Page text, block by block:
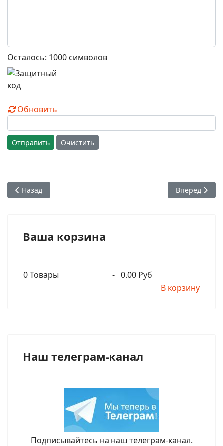
Осталось: 1000 символов
Обновить
Отправить Очистить
Предыдущий: Шрила Прабхупада - Мы хотим внедрить
Назад Следующий:
Вперед
Ваша корзина
0Товары - 0.00 Руб
В корзину
Наш телеграм-канал
Подписывайтесь на наш телеграм-канал.